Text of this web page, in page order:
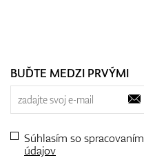
BUĎTE MEDZI PRVÝMI
Súhlasím so spracovaním
údajov